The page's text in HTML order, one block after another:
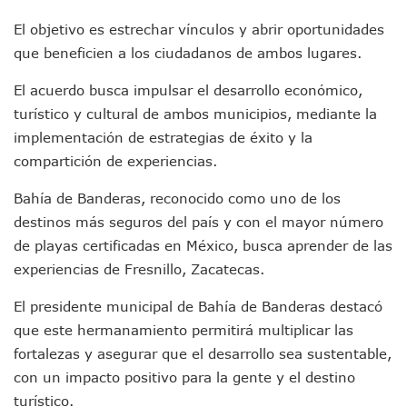
ATM Incorpora 20 Nuevos Camiones Al Corredor Bahía
Colectivos Piden A Lemus Más Ministerios Públicos Para
Caída De “El Mencho” Elevó Percepción De Inseguridad
Mercado Vallarta Incluye Reúne A Emprendedores Locales
Morenistas Imparten Taller En Puerto Vallarta
CEDHJ Señala Violaciones A Derechos De Víctima De
Ayutla Bajo Investigación Tras Reporte De Posible
Lluvias E Inundaciones No Detienen El Transporte Público
Bruno Blancas Reúne A Especialistas Para Analizar La
Entregan Aparato Auditivo A Don Juan Ramírez En Puerto
Juan Carlos Castro Realiza Asamblea Informativa En La
Viajar A Puerto Vallarta Este Verano Puede Costar Hasta
Buscan Reducir Riesgos Por Cocodrilos En Playas De
Plantean “Ley Don Juanito” Al Diputado Federal Bruno
Vecinos De La Playita Reciben A Juan Carlos Castro
Asesinan En Oaxaca Al Periodista Francisco Alejandro
El objetivo es estrechar vínculos y abrir oportunidades
que beneficien a los ciudadanos de ambos lugares.
El acuerdo busca impulsar el desarrollo económico,
turístico y cultural de ambos municipios, mediante la
implementación de estrategias de éxito y la
compartición de experiencias.
Bahía de Banderas, reconocido como uno de los
destinos más seguros del país y con el mayor número
de playas certificadas en México, busca aprender de las
experiencias de Fresnillo, Zacatecas.
El presidente municipal de Bahía de Banderas destacó
que este hermanamiento permitirá multiplicar las
fortalezas y asegurar que el desarrollo sea sustentable,
con un impacto positivo para la gente y el destino
turístico.